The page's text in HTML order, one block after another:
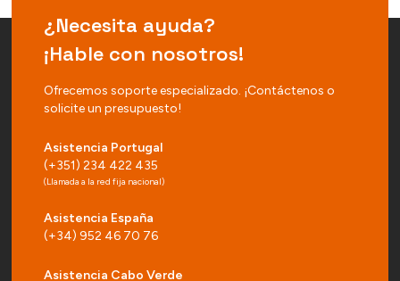
¿Necesita ayuda?
¡Hable con nosotros!
Ofrecemos soporte especializado. ¡Contáctenos o
solicite un presupuesto!
Asistencia Portugal
(+351) 234 422 435
(Llamada a la red fija nacional)
Asistencia España
(+34) 952 46 70 76
Asistencia Cabo Verde